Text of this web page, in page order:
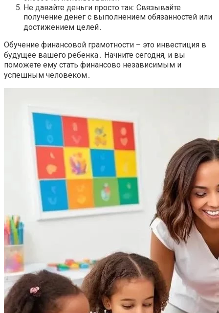
Не давайте деньги просто так: Связывайте
получение денег с выполнением обязанностей или
достижением целей․
Обучение финансовой грамотности – это инвестиция в
будущее вашего ребенка․ Начните сегодня, и вы
поможете ему стать финансово независимым и
успешным человеком․